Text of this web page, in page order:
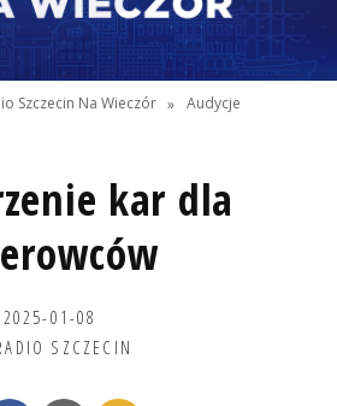
Szczecin Na Wieczór » Audycje
kar dla
2025-01-08
SZCZECIN